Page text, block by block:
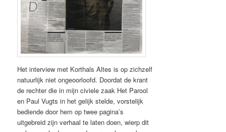
Het interview met Korthals Altes is op zichzelf
natuurlijk niet ongeoorloofd. Doordat de krant
de rechter die in mijn civiele zaak Het Parool
en Paul Vugts in het gelijk stelde, vorstelijk
bediende door hem op twee pagina’s
uitgebreid zijn verhaal te laten doen, wierp dit